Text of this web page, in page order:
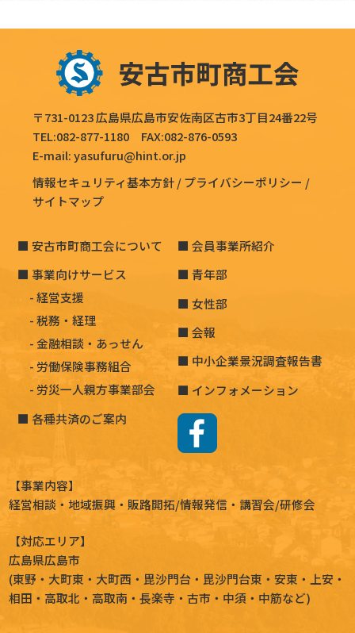
〒731-0123 広島県広島市安佐南区古市3丁目24番22号
TEL:082-877-1180
FAX:082-876-0593
E-mail:yasufuru@hint.or.jp
情報セキュリティ基本方針
プライバシーポリシー
サイトマップ
安古市町商工会について
事業向けサービス
経営支援
税務・経理
金融相談・あっせん
労働保険事務組合
労災一人親方事業部会
各種共済のご案内
会員事業所紹介
青年部
女性部
会報
中小企業景況調査報告書
インフォメーション
【事業内容】
経営相談 ・地域振興・販路開拓/情報発信・講習会/研修会
【対応エリア】
広島県広島市
(東野 ・ 大町東 ・ 大町西 ・毘沙門台 ・毘沙門台東 ・安東 ・上安 ・
相田 ・ 高取北 ・ 高取南 ・長楽寺 ・古市 ・ 中須 ・ 中筋など)